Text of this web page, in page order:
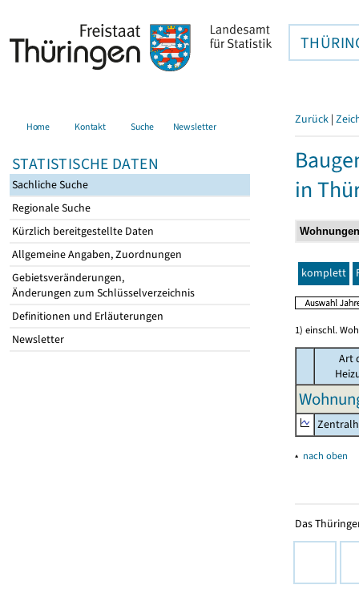
Home Kontakt Suche Newsletter
STATISTISCHE DATEN
Sachliche Suche
Regionale Suche
Kürzlich bereitgestellte Daten
Allgemeine Angaben, Zuordnungen
Gebietsveränderungen,
Änderungen zum Schlüsselverzeichnis
Definitionen und Erläuterungen
Newsletter
Zurück |
in
komplett
1) einschl.
Art
▴ nach oben
Das